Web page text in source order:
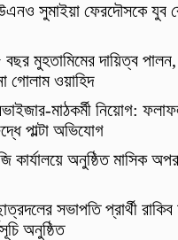
সুমাইয়া ফেরদৌসকে যুব
বছর মুহতামিমের দায়িত্ব
গোলাম ওয়াহিদ
মাঠকর্মী নিয়োগ:
পাল্টা অভিযোগ
কার্যালয়ে অনুষ্ঠিত মাসিক
সভাপতি প্রার্থী রাকিব
অনুষ্ঠিত